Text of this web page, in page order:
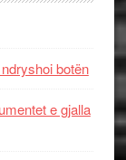
botën
e gjalla